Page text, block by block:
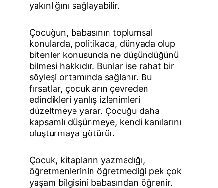
yakınlığını sağlayabilir.
Çocuğun, babasının toplumsal
konularda, politikada, dünyada olup
bitenler konusunda ne düşündüğünü
bilmesi hakkıdır. Bunlar ise rahat bir
söyleşi ortamında sağlanır. Bu
fırsatlar, çocukların çevreden
edindikleri yanlış izlenimleri
düzeltmeye yarar. Çocuğu daha
kapsamlı düşünmeye, kendi kanılarını
oluşturmaya götürür.
Çocuk, kitapların yazmadığı,
öğretmenlerinin öğretmediği pek çok
yaşam bilgisini babasından öğrenir.